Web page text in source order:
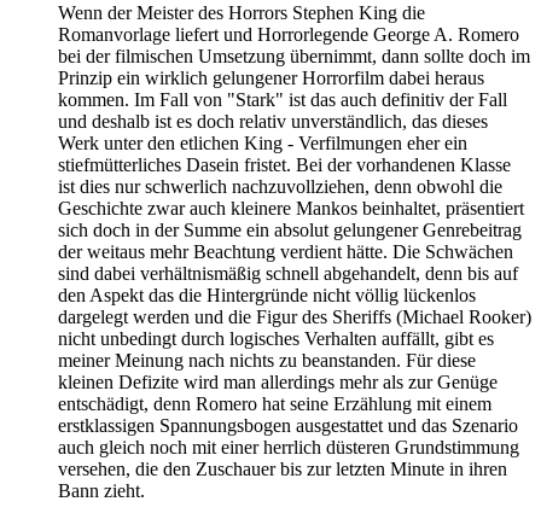
Wenn der Meister des Horrors Stephen King die
Romanvorlage liefert und Horrorlegende George A. Romero
bei der filmischen Umsetzung übernimmt, dann sollte doch im
Prinzip ein wirklich gelungener Horrorfilm dabei heraus
kommen. Im Fall von "Stark" ist das auch definitiv der Fall
und deshalb ist es doch relativ unverständlich, das dieses
Werk unter den etlichen King - Verfilmungen eher ein
stiefmütterliches Dasein fristet. Bei der vorhandenen Klasse
ist dies nur schwerlich nachzuvollziehen, denn obwohl die
Geschichte zwar auch kleinere Mankos beinhaltet, präsentiert
sich doch in der Summe ein absolut gelungener Genrebeitrag
der weitaus mehr Beachtung verdient hätte. Die Schwächen
sind dabei verhältnismäßig schnell abgehandelt, denn bis auf
den Aspekt das die Hintergründe nicht völlig lückenlos
dargelegt werden und die Figur des Sheriffs (Michael Rooker)
nicht unbedingt durch logisches Verhalten auffällt, gibt es
meiner Meinung nach nichts zu beanstanden. Für diese
kleinen Defizite wird man allerdings mehr als zur Genüge
entschädigt, denn Romero hat seine Erzählung mit einem
erstklassigen Spannungsbogen ausgestattet und das Szenario
auch gleich noch mit einer herrlich düsteren Grundstimmung
versehen, die den Zuschauer bis zur letzten Minute in ihren
Bann zieht.